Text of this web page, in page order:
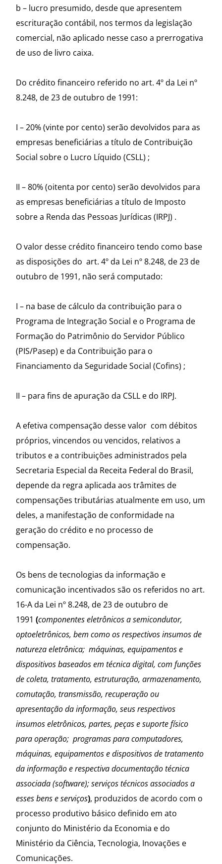
b – lucro presumido, desde que apresentem
escrituração contábil, nos termos da legislação
comercial, não aplicado nesse caso a prerrogativa
de uso de livro caixa.
Do crédito financeiro referido no art. 4º da Lei nº
8.248, de 23 de outubro de 1991:
I – 20% (vinte por cento) serão devolvidos para as
empresas beneficiárias a título de Contribuição
Social sobre o Lucro Líquido (CSLL) ;
II – 80% (oitenta por cento) serão devolvidos para
as empresas beneficiárias a título de Imposto
sobre a Renda das Pessoas Jurídicas (IRPJ) .
O valor desse crédito financeiro tendo como base
as disposições do art. 4º da Lei nº 8.248, de 23 de
outubro de 1991, não será computado:
I – na base de cálculo da contribuição para o
Programa de Integração Social e o Programa de
Formação do Patrimônio do Servidor Público
(PIS/Pasep) e da Contribuição para o
Financiamento da Seguridade Social (Cofins) ;
II – para fins de apuração da CSLL e do IRPJ.
A efetiva compensação desse valor com débitos
próprios, vincendos ou vencidos, relativos a
tributos e a contribuições administrados pela
Secretaria Especial da Receita Federal do Brasil,
depende da regra aplicada aos trâmites de
compensações tributárias atualmente em uso, um
deles, a manifestação de conformidade na
geração do crédito e no processo de
compensação.
Os bens de tecnologias da informação e
comunicação incentivados são os referidos no art.
16-A da Lei nº 8.248, de 23 de outubro de
1991 (componentes eletrônicos a semicondutor,
optoeletrônicos, bem como os respectivos insumos de
natureza eletrônica; máquinas, equipamentos e
dispositivos baseados em técnica digital, com funções
de coleta, tratamento, estruturação, armazenamento,
comutação, transmissão, recuperação ou
apresentação da informação, seus respectivos
insumos eletrônicos, partes, peças e suporte físico
para operação; programas para computadores,
máquinas, equipamentos e dispositivos de tratamento
da informação e respectiva documentação técnica
associada (software); serviços técnicos associados a
esses bens e serviços), produzidos de acordo com o
processo produtivo básico definido em ato
conjunto do Ministério da Economia e do
Ministério da Ciência, Tecnologia, Inovações e
Comunicações.